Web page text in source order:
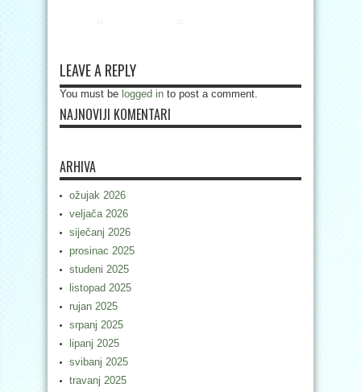
LEAVE A REPLY
You must be logged in to post a comment.
NAJNOVIJI KOMENTARI
ARHIVA
ožujak 2026
veljača 2026
siječanj 2026
prosinac 2025
studeni 2025
listopad 2025
rujan 2025
srpanj 2025
lipanj 2025
svibanj 2025
travanj 2025